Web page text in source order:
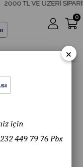
2000 TL VE ÜZERİ
0
×